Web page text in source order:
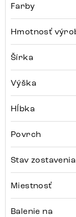
Farby
Hmotnosť
Šírka
Výška
Hĺbka
Povrch
Stav zostavenia
Miestnosť
Balenie na